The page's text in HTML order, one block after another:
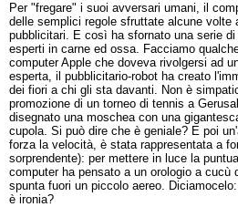
Per "fregare" i suoi avversari umani, il
delle semplici regole sfruttate alcune volte
pubblicitari. E così ha sfornato una serie
esperti in carne ed ossa. Facciamo
computer Apple che doveva rivolgersi ad
esperta, il pubblicitario-robot ha creato
dei fiori a chi gli sta davanti. Non è
promozione di un torneo di tennis a
disegnato una moschea con una
cupola. Si può dire che è geniale? E poi
forza la velocità, è stata rappresentata a
sorprendente): per mettere in luce la
computer ha pensato a un orologio a cucù
spunta fuori un piccolo aereo.
è ironia?